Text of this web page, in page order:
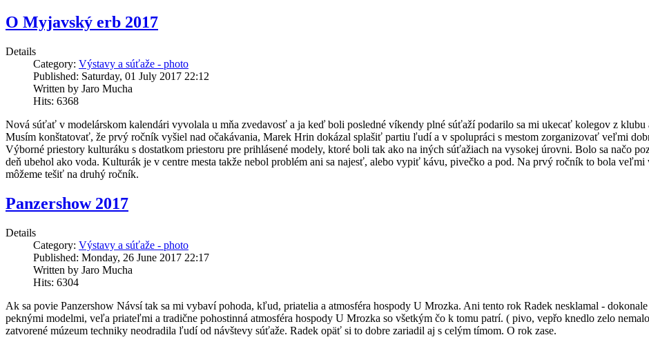
O Myjavský erb 2017
Details
Category: Výstavy a súťaže - photo
Published: Saturday, 01 July 2017 22:12
Written by Jaro Mucha
Hits: 6368
Nová súťať v modelárskom kalendári vyvolala u mňa zvedavosť a ja keď boli posledné víkendy plné súťaží podarilo sa mi ukecať kolegov z
Musím konštatovať, že prvý ročník vyšiel nad očakávania, Marek Hrin dokázal splašiť partiu ľudí a v spolupráci s mestom zorganizovať veľmi
Výborné priestory kulturáku s dostatkom priestoru pre prihlásené modely, ktoré boli tak ako na iných súťažiach na vysokej úrovni. Bolo sa načo
deň ubehol ako voda. Kulturák je v centre mesta takže nebol problém ani sa najesť, alebo vypiť kávu, pivečko a pod. Na prvý ročník to bola veľmi
môžeme tešiť na druhý ročník.
Panzershow 2017
Details
Category: Výstavy a súťaže - photo
Published: Monday, 26 June 2017 22:17
Written by Jaro Mucha
Hits: 6304
Ak sa povie Panzershow Návsí tak sa mi vybaví pohoda, kľud, priatelia a atmosféra hospody U Mrozka. Ani tento rok Radek nesklamal -
peknými modelmi, veľa priateľmi a tradične pohostinná atmosféra hospody U Mrozka so všetkým čo k tomu patrí. ( pivo, vepřo knedlo zelo
zatvorené múzeum techniky neodradila ľudí od návštevy súťaže. Radek opäť si to dobre zariadil aj s celým tímom. O rok zase.